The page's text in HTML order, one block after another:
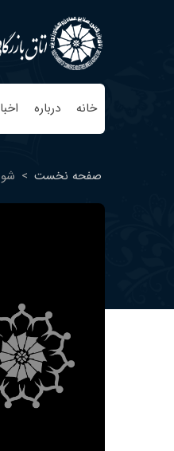
خانه درباره
صفحه نخست >